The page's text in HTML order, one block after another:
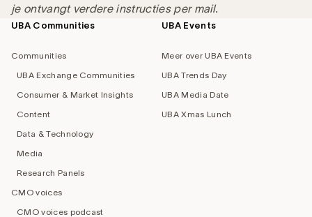
je ontvangt verdere instructies per mail.
Footer
UBA Communities
Communities
UBA Exchange Communities
Consumer & Market Insights
Content
Data & Technology
Media
Research Panels
CMO voices
CMO voices podcast
UBA Events
Meer over UBA Events
UBA Trends Day
UBA Media Date
UBA Xmas Lunch